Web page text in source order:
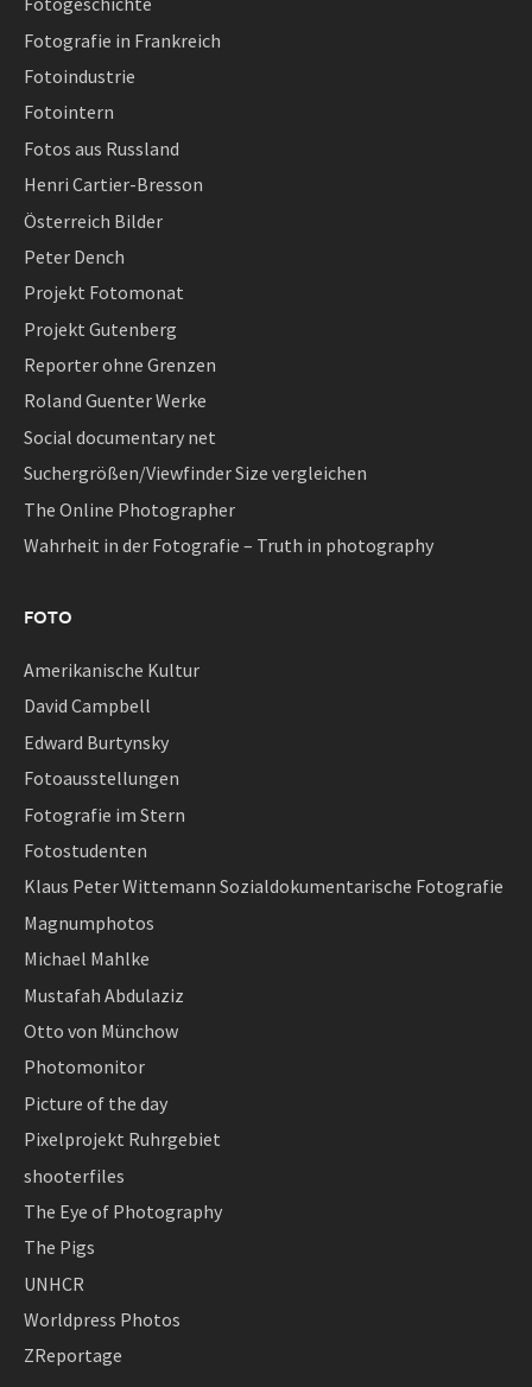
Fotografie in Frankreich
Fotoindustrie
Fotointern
Fotos aus Russland
Henri Cartier-Bresson
Österreich Bilder
Peter Dench
Projekt Fotomonat
Projekt Gutenberg
Reporter ohne Grenzen
Roland Guenter Werke
Social documentary net
Suchergrößen/Viewfinder Size vergleichen
The Online Photographer
Wahrheit in der Fotografie – Truth in photography
FOTO
Amerikanische Kultur
David Campbell
Edward Burtynsky
Fotoausstellungen
Fotografie im Stern
Fotostudenten
Klaus Peter Wittemann Sozialdokumentarische Fotografie
Magnumphotos
Michael Mahlke
Mustafah Abdulaziz
Otto von Münchow
Photomonitor
Picture of the day
Pixelprojekt Ruhrgebiet
shooterfiles
The Eye of Photography
The Pigs
UNHCR
Worldpress Photos
ZReportage